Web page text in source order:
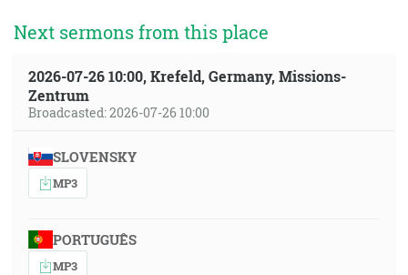
Next sermons from this place
2026-07-26 10:00, Krefeld, Germany, Missions-
Zentrum
Broadcasted: 2026-07-26 10:00
SLOVENSKY
MP3
PORTUGUÊS
MP3